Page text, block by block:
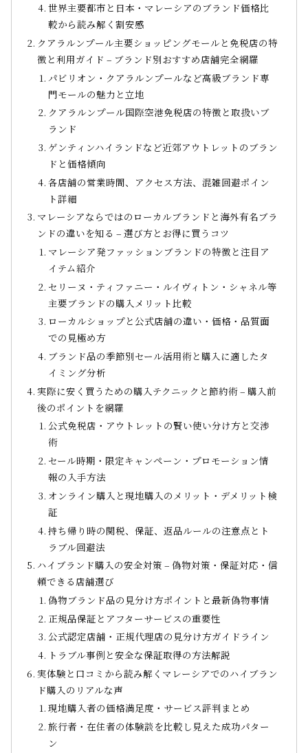
世界主要都市と日本・マレーシアのブランド価格比
較から読み解く割安感
クアラルンプール主要ショッピングモールと免税店の特
徴と利用ガイド – ブランド別おすすめ店舗完全網羅
パビリオン・クアラルンプールなど高級ブランド専
門モールの魅力と立地
クアラルンプール国際空港免税店の特徴と取扱いブ
ランド
ゲンティンハイランドなど近郊アウトレットのブラン
ドと価格傾向
各店舗の営業時間、アクセス方法、混雑回避ポイン
ト詳細
マレーシアならではのローカルブランドと海外有名ブラ
ンドの違いを知る – 選び方とお得に買うコツ
マレーシア発ファッションブランドの特徴と注目ア
イテム紹介
セリーヌ・ティファニー・ルイヴィトン・シャネル等
主要ブランドの購入メリット比較
ローカルショップと公式店舗の違い・価格・品質面
での見極め方
ブランド品の季節別セール活用術と購入に適したタ
イミング分析
実際に安く買うための購入テクニックと節約術 – 購入前
後のポイントを網羅
公式免税店・アウトレットの賢い使い分け方と交渉
術
セール時期・限定キャンペーン・プロモーション情
報の入手方法
オンライン購入と現地購入のメリット・デメリット検
証
持ち帰り時の関税、保証、返品ルールの注意点とト
ラブル回避法
ハイブランド購入の安全対策 – 偽物対策・保証対応・信
頼できる店舗選び
偽物ブランド品の見分け方ポイントと最新偽物事情
正規品保証とアフターサービスの重要性
公式認定店舗・正規代理店の見分け方ガイドライン
トラブル事例と安全な保証取得の方法解説
実体験と口コミから読み解くマレーシアでのハイブラン
ド購入のリアルな声
現地購入者の価格満足度・サービス評判まとめ
旅行者・在住者の体験談を比較し見えた成功パター
ン